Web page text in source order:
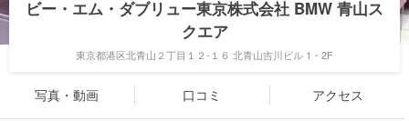
ビー・エム・ダブリュー東京株式会社 BMW 青山ス
クエア
東京都港区北青山２丁目１２-１６ 北青山吉川ビル 1・2F
写真・動画 口コミ アクセス